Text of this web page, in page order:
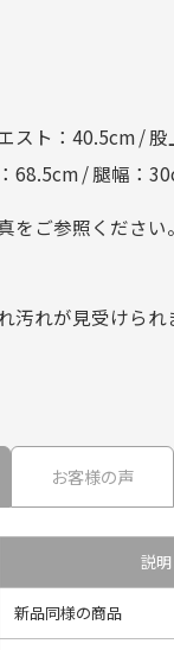
スト：40.5cm /
68.5cm / 腿幅：
をご参照ください。
汚れが見受けられ
お客様の声
説明
新品同様の商品